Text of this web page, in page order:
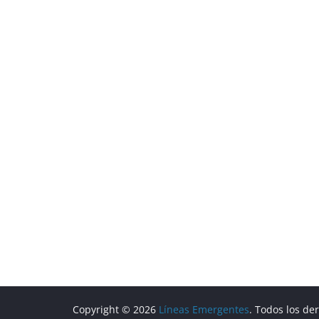
Copyright © 2026 Líneas Emergentes. Todos los